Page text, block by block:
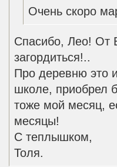
Очень скоро
Спасибо, Лео! От
загордиться!..
Про деревню это
школе, приобрел
тоже мой месяц,
месяцы!
С теплышком,
Толя.